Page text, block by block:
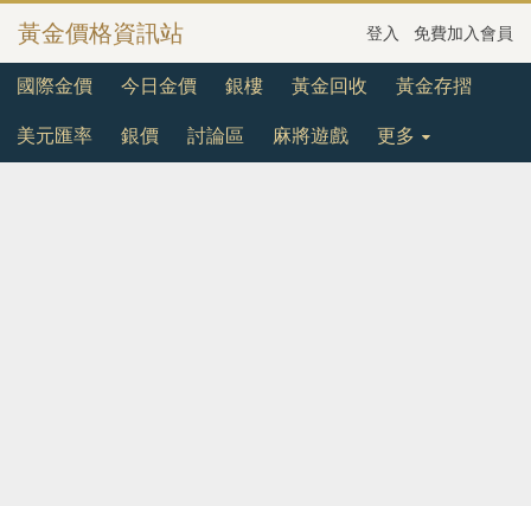
黃金價格資訊站 登入 免費加入會員
國際金價 今日金價 銀樓 黃金回收 黃金存摺
美元匯率 銀價 討論區 麻將遊戲 更多